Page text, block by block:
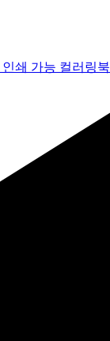
인쇄 가능 컬러링북